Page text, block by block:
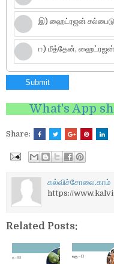
இ) ஹைட்ரஜன்
ஈ) மீத்தேன், ஹைட்ரஜன்
Submit
What's App
Share:
கல்விச்சோலை.காம்
https://
Related Posts: